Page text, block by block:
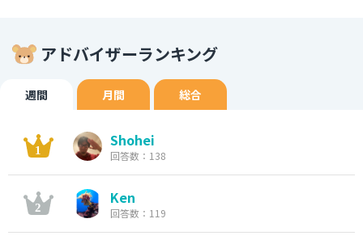
アドバイザーランキング
週間 月間 総合
Shohei
回答数：138
Ken
回答数：119